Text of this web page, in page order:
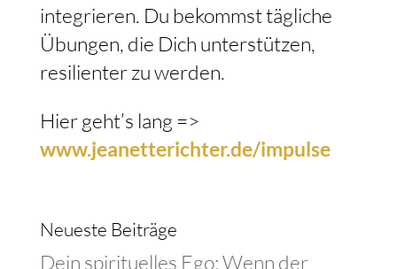
integrieren. Du bekommst tägliche
Übungen, die Dich unterstützen,
resilienter zu werden.
Hier geht’s lang =>
www.jeanetterichter.de/impulse
Neueste Beiträge
Dein spirituelles Ego: Wenn der